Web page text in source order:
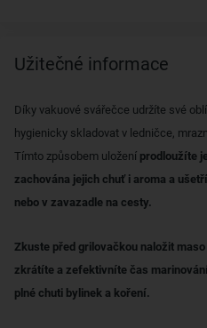
Užitečné informace
Díky vakuové svářečce udržíte své
hygienicky skladovat v ledničce,
Tímto způsobem uložení prodloužíte
zachována jejich chuť i aroma a
nebo v zavazadle na cesty.
Zkuste před grilovačkou naložit
zkrátíte a zefektivníte čas
plné chuti bylinek a koření.